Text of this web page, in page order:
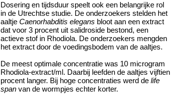
Dosering en tijdsduur speelt ook een belangrijke rol
in de Utrechtse studie. De onderzoekers stelden het
aaltje Caenorhabditis elegans bloot aan een extract
dat voor 3 procent uit salidroside bestond, een
actieve stof in Rhodiola. De onderzoekers mengden
het extract door de voedingsbodem van de aaltjes.
De meest optimale concentratie was 10 microgram
Rhodiola-extract/ml. Daarbij leefden de aaltjes vijftien
procent langer. Bij hoge concentraties werd de life
span van de wormpjes echter korter.